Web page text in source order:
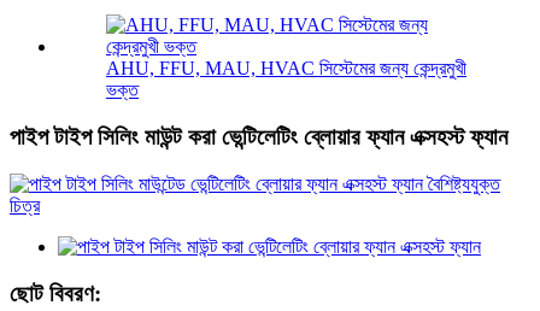
AHU, FFU, MAU, HVAC সিস্টেমের জন্য কেন্দ্রমুখী
ভক্ত
পাইপ টাইপ সিলিং মাউন্ট করা ভেন্টিলেটিং ব্লোয়ার ফ্যান এক্সহস্ট ফ্যান
ছোট বিবরণ: